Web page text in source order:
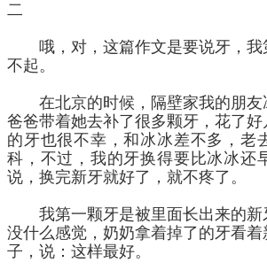
二
哦，对，这篇作文是要说牙，我
不起。
在北京的时候，隔壁家我的朋友
爸爸带着她去补了很多颗牙，花了
的牙也很不幸，和冰冰差不多，老
科，不过，我的牙换得要比冰冰还
说，换完新牙就好了，就不疼了。
我第一颗牙是被里面长出来的新
没什么感觉，奶奶拿着掉了的牙看
子，说：这样最好。